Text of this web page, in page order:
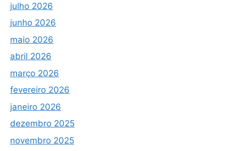
julho 2026
junho 2026
maio 2026
abril 2026
março 2026
fevereiro 2026
janeiro 2026
dezembro 2025
novembro 2025